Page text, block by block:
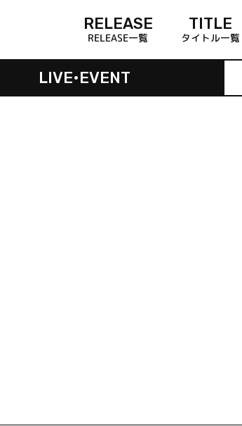
RELEASE
RELEASE一覧
TITLE
タイトル一覧
LIVE•EVENT